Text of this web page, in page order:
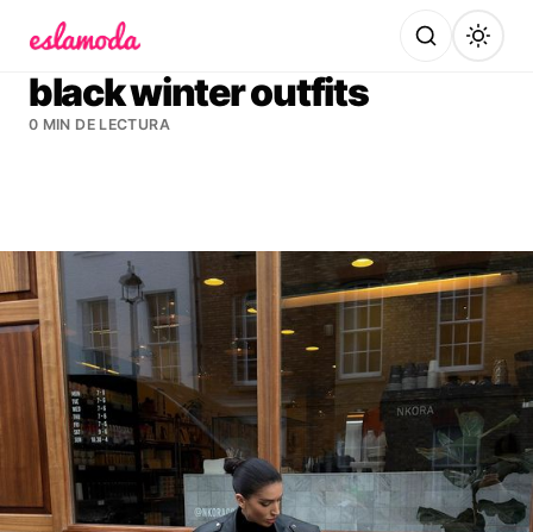
black winter outfits
0 MIN DE LECTURA